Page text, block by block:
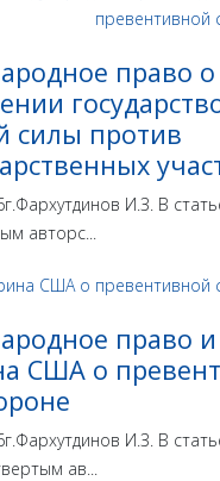
право о
силы против
И.З. В
авторс...
право и
США о
И.З. В
ав...